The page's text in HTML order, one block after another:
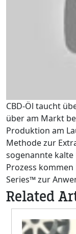
CBD-Öl taucht
über am Markt
Produktion am
Methode zur
sogenannte kalte
Prozess kommen
Series™ zur
Related